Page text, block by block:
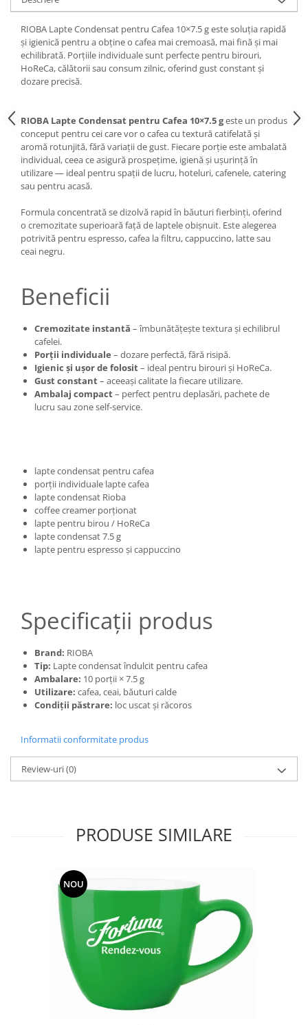
RIOBA Lapte Condensat pentru Cafea 10×7.5 g este soluția rapidă
și igienică pentru a obține o cafea mai cremoasă, mai fină și mai
echilibrată. Porțiile individuale sunt perfecte pentru birouri,
HoReCa, călătorii sau consum zilnic, oferind gust constant și
dozare precisă.
RIOBA Lapte Condensat pentru Cafea 10×7.5 geste un produs
conceput pentru cei care vor o cafea cu textură catifelată și
aromă rotunjită, fără variații de gust. Fiecare porție este ambalată
individual, ceea ce asigură prospețime, igienă și ușurință în
utilizare — ideal pentru spații de lucru, hoteluri, cafenele, catering
sau pentru acasă.
Formula concentrată se dizolvă rapid în băuturi fierbinți, oferind
o cremozitate superioară față de laptele obișnuit. Este alegerea
potrivită pentru espresso, cafea la filtru, cappuccino, latte sau
ceai negru.
Beneficii
Cremozitate instantă – îmbunătățește textura și echilibrul
cafelei.
Porții individuale – dozare perfectă, fără risipă.
Igienic și ușor de folosit– ideal pentru birouri și HoReCa.
Gust constant– aceeași calitate la fiecare utilizare.
Ambalaj compact– perfect pentru deplasări, pachete de
lucru sau zone self‑service.
lapte condensat pentru cafea
porții individuale lapte cafea
lapte condensat Rioba
coffee creamer porționat
lapte pentru birou / HoReCa
lapte condensat 7.5 g
lapte pentru espresso și cappuccino
Specificații produs
Brand: RIOBA
Tip: Lapte condensat îndulcit pentru cafea
Ambalare: 10 porții × 7.5 g
Utilizare: cafea, ceai, băuturi calde
Condiții păstrare: loc uscat și răcoros
Informatii conformitate produs
Review-uri(0)
PRODUSE SIMILARE
NOU